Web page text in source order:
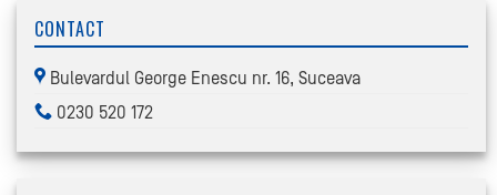
CONTACT
Bulevardul George Enescu nr. 16, Suceava
0230 520 172